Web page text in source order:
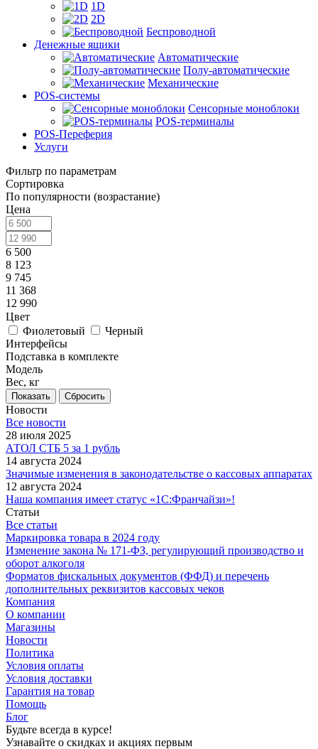
1D
2D
Беспроводной
Денежные ящики
Автоматические
Полу-автоматические
Механические
POS-системы
Сенсорные моноблоки
POS-терминалы
POS-Переферия
Услуги
Фильтр по параметрам
Сортировка
По популярности (возрастание)
Цена
6 500
8 123
9 745
11 368
12 990
Цвет
Фиолетовый
Черный
Интерфейсы
Подставка в комплекте
Модель
Вес, кг
Сбросить
Новости
Все новости
28 июля 2025
АТОЛ СТБ 5 за 1 рубль
14 августа 2024
Значимые изменения в законодательстве о кассовых аппаратах
12 августа 2024
Наша компания имеет статус «1С:Франчайзи»!
Статьи
Все статьи
Маркировка товара в 2024 году
Изменение закона № 171-ФЗ, регулирующий производство и
оборот алкоголя
Форматов фискальных документов (ФФД) и перечень
дополнительных реквизитов кассовых чеков
Компания
О компании
Магазины
Новости
Политика
Условия оплаты
Условия доставки
Гарантия на товар
Помощь
Блог
Будьте всегда в курсе!
Узнавайте о скидках и акциях первым